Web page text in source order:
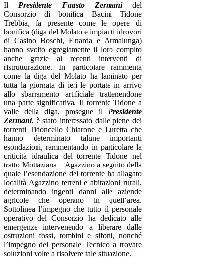
Il Presidente Fausto Zermanidel
Consorzio di bonifica Bacini Tidone
Trebbia, fa presente come le opere di
bonifica (diga del Molato e impianti idrovori
di Casino Boschi, Finarda e Armalunga)
hanno svolto egregiamente il loro compito
anche grazie ai recenti interventi di
ristrutturazione. In particolare rammenta
come la diga del Molato ha laminato per
tutta la giornata di ieri le portate in arrivo
allo sbarramento artificiale trattenendone
una parte significativa. Il torrente Tidone a
valle della diga, prosegue il Presidente
Zermani, è stato interessato dalle piene dei
torrenti Tidoncello Chiarone e Luretta che
hanno determinato talune importanti
esondazioni, rammentando in particolare la
criticità idraulica del torrente Tidone nel
tratto Mottaziana – Agazzino a seguito della
quale l’esondazione del torrente ha allagato
località Agazzino terreni e abitazioni rurali,
determinando ingenti danni alle aziende
agricole che operano in quell’area.
Sottolinea l’impegno che tutto il personale
operativo del Consorzio ha dedicato alle
emergenze intervenendo a liberare dalle
ostruzioni fossi, tombini e sifoni, nonché
l’impegno del personale Tecnico a trovare
soluzioni volte a risolvere tale situazione.